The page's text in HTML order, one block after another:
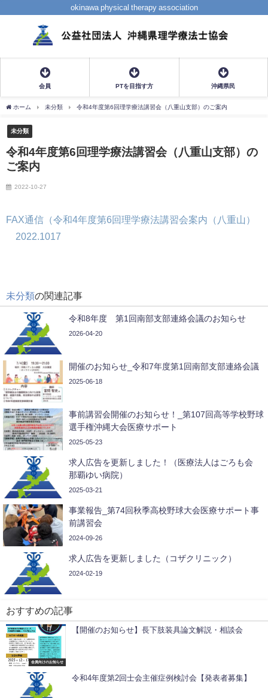
okinawa physical therapy association
会員 PTを目指す方 沖縄県民
ホーム 未分類 令和4年度第6回理学療法講習会（八重山支部）のご案内
未分類
令和4年度第6回理学療法講習会（八重山支部）の
ご案内
2022-10-27
FAX通信（令和4年度第6回理学療法講習会案内（八重山）
2022.1017
未分類の関連記事
令和8年度 第1回南部支部連絡会議のお知らせ
2026-04-20
開催のお知らせ_令和7年度第1回南部支部連絡会議
2025-06-18
事前講習会開催のお知らせ！_第107回高等学校野球
選手権沖縄大会医療サポート
2025-05-23
求人広告を更新しました！（医療法人はごろも会
那覇ゆい病院）
2025-03-21
事業報告_第74回秋季高校野球大会医療サポート事
前講習会
2024-09-26
求人広告を更新しました（コザクリニック）
2024-02-19
おすすめの記事
会員向けのお知らせ
【開催のお知らせ】長下肢装具論文解説・相談会
令和4年度第2回士会主催症例検討会【発表者募集】